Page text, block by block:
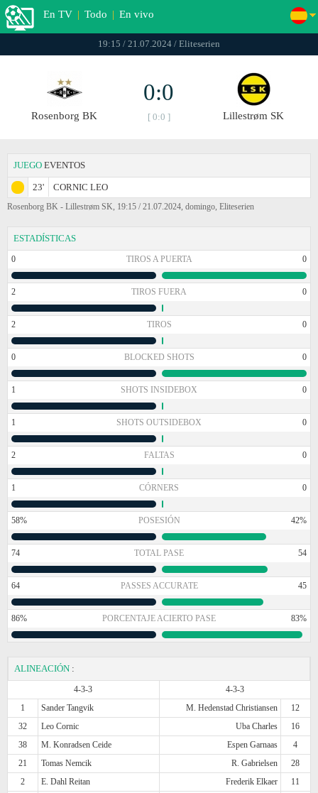
En TV | Todo | En vivo
19:15 / 21.07.2024 / Eliteserien
Rosenborg BK
0:0
[ 0:0 ] Lillestrøm SK
JUEGO EVENTOS
23' CORNIC LEO
Rosenborg BK - Lillestrøm SK, 19:15 / 21.07.2024, domingo, Eliteserien
ESTADÍSTICAS
0 TIROS A PUERTA 0
2 TIROS FUERA 0
2 TIROS 0
0 BLOCKED SHOTS 0
1 SHOTS INSIDEBOX 0
1 SHOTS OUTSIDEBOX 0
2 FALTAS 0
1 CÓRNERS 0
58% POSESIÓN 42%
74 TOTAL PASE 54
64 PASSES ACCURATE 45
86% PORCENTAJE ACIERTO PASE 83%
ALINEACIÓN :
4-3-3
4-3-3
1
Sander Tangvik M. Hedenstad Christiansen
12
32
Leo Cornic Uba Charles
16
38
M. Konradsen Ceide Espen Garnaas
4
21
Tomas Nemcik R. Gabrielsen
28
2
E. Dahl Reitan Frederik Elkaer
11